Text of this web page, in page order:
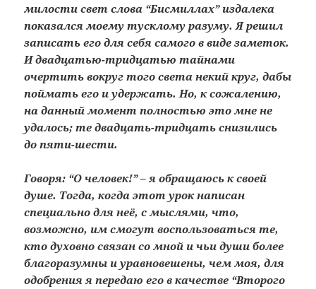
милости свет слова “Бисмиллах” издалека
показался моему тусклому разуму. Я решил
записать его для себя самого в виде заметок.
И двадцатью-тридцатью тайнами
очертить вокруг того света некий круг, дабы
поймать его и удержать. Но, к сожалению,
на данный момент полностью это мне не
удалось; те двадцать-тридцать снизились
до пяти-шести.
Говоря: “О человек!” – я обращаюсь к своей
душе. Тогда, когда этот урок написан
специально для неё, с мыслями, что,
возможно, им смогут воспользоваться те,
кто духовно связан со мной и чьи души более
благоразумны и уравновешены, чем моя, для
одобрения я передаю его в качестве “Второго